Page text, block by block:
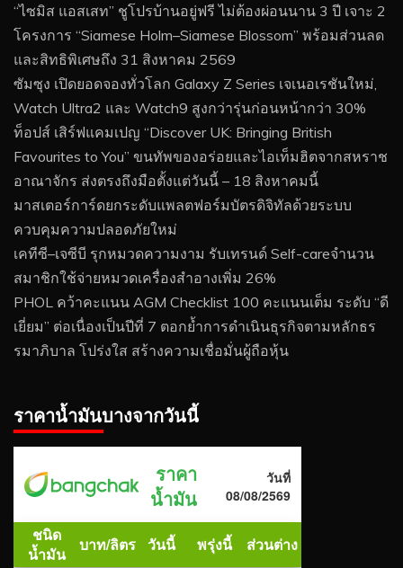
“ไซมิส แอสเสท” ชูโปรบ้านอยู่ฟรี ไม่ต้องผ่อนนาน 3 ปี เจาะ 2
โครงการ “Siamese Holm–Siamese Blossom” พร้อมส่วนลด
และสิทธิพิเศษถึง 31 สิงหาคม 2569
ซัมซุง เปิดยอดจองทั่วโลก Galaxy Z Series เจเนอเรชันใหม่,
Watch Ultra2 และ Watch9 สูงกว่ารุ่นก่อนหน้ากว่า 30%
ท็อปส์ เสิร์ฟแคมเปญ “Discover UK: Bringing British
Favourites to You” ขนทัพของอร่อยและไอเท็มฮิตจากสหราช
อาณาจักร ส่งตรงถึงมือตั้งแต่วันนี้ – 18 สิงหาคมนี้
มาสเตอร์การ์ดยกระดับแพลตฟอร์มบัตรดิจิทัลด้วยระบบ
ควบคุมความปลอดภัยใหม่
เคทีซี–เจซีบี รุกหมวดความงาม รับเทรนด์ Self-careจำนวน
สมาชิกใช้จ่ายหมวดเครื่องสำอางเพิ่ม 26%
PHOL คว้าคะแนน AGM Checklist 100 คะแนนเต็ม ระดับ “ดี
เยี่ยม” ต่อเนื่องเป็นปีที่ 7 ตอกย้ำการดำเนินธุรกิจตามหลักธร
รมาภิบาล โปร่งใส สร้างความเชื่อมั่นผู้ถือหุ้น
ราคาน้ำมันบางจากวันนี้